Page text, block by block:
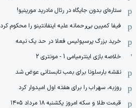
ستاره‌ای بدون جایگاه در رئال مادرید مورینیو!
فیفا کمپین بی‌رحمانه علیه اینفانتینو را محکوم کرد
خرید بزرگ پرسپولیس فعلا در حد یک نیمه
خلاصه بازی اینترمیامی 1 - مونتری 2
نقشه بارسلونا برای بمب تابستانی عوض شد
روزبه، سهراب را برای هفته اول امیدوار کرد
قیمت طلا و سکه امروز یکشنبه ۱۸ مرداد ۱۴۰۵